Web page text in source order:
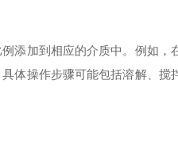
添加到相应的介质中。例如，
体操作步骤可能包括溶解、搅